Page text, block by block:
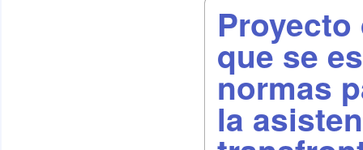
Proyecto
que se
normas
la